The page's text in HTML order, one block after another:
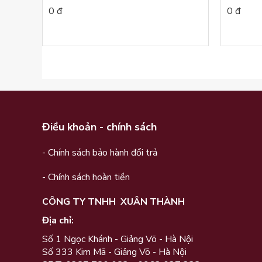
0 đ 0 đ
Điều khoản - chính sách
- Chính sách bảo hành đổi trả
- Chính sách hoàn tiền
CÔNG TY TNHH XUÂN THÀNH
Địa chỉ:
Số 1 Ngọc Khánh - Giảng Võ - Hà Nội
Số 333 Kim Mã - Giảng Võ - Hà Nội